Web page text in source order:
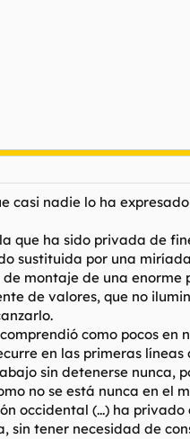
casi nadie lo ha
que ha sido privada de
sustituida por una
montaje de una
de valores, que no
como pocos
en las primeras líneas
sin detenerse nunca,
no se está nunca en
occidental (...) ha
sin tener necesidad de